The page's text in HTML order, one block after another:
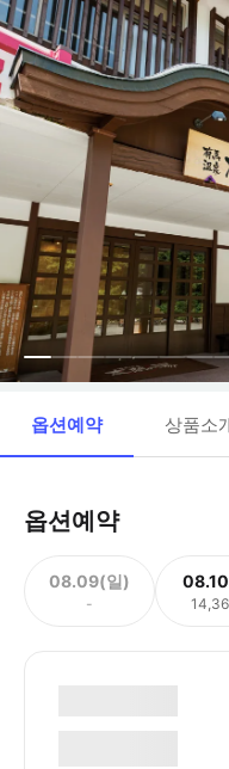
옵션예약 상품소
옵션예약
08.09(일)
-